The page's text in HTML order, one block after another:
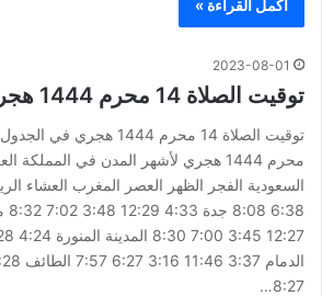
أكمل القراءة »
2023-08-01
توقيت الصلاة 14 محرم 1444 هجري
محرم 1444 هجري لأشهر المدن في المملكة
8:27…